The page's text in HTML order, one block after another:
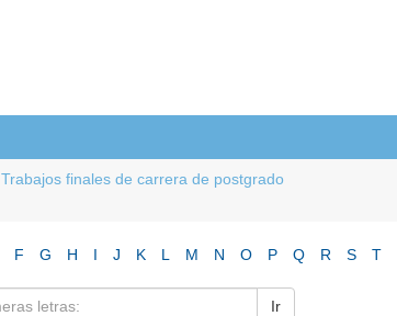
Trabajos finales de carrera de postgrado
F G H I J K L M N O P Q R S T
Ir